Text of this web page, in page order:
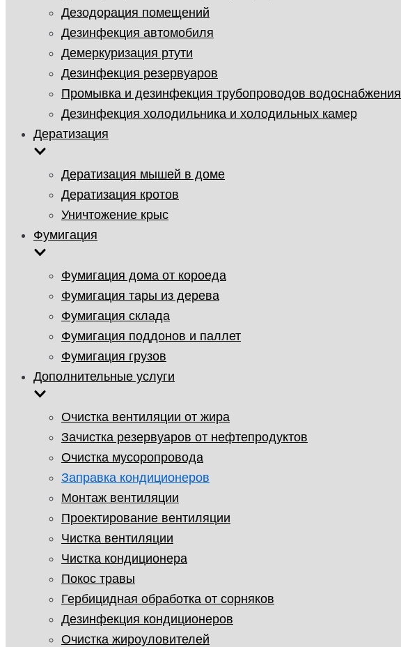
Дезодорация помещений
Дезинфекция автомобиля
Демеркуризация ртути
Дезинфекция резервуаров
Промывка и дезинфекция трубопроводов водоснабжения
Дезинфекция холодильника и холодильных камер
Дератизация
Дератизация мышей в доме
Дератизация кротов
Уничтожение крыс
Фумигация
Фумигация дома от короеда
Фумигация тары из дерева
Фумигация склада
Фумигация поддонов и паллет
Фумигация грузов
Дополнительные услуги
Очистка вентиляции от жира
Зачистка резервуаров от нефтепродуктов
Очистка мусоропровода
Заправка кондиционеров
Монтаж вентиляции
Проектирование вентиляции
Чистка вентиляции
Чистка кондиционера
Покос травы
Гербицидная обработка от сорняков
Дезинфекция кондиционеров
Очистка жироуловителей